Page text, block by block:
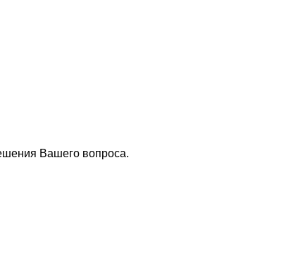
Вашего вопроса.